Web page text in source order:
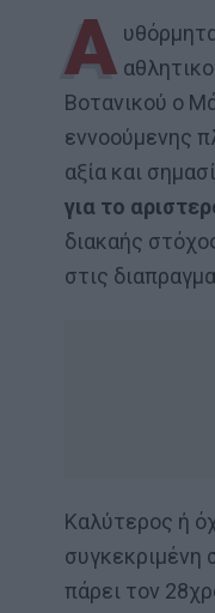
Α
Βοτανικού ο
εννοούμενης
αξία και
για το
διακαής
στις
Καλύτερος ή
συγκεκριμένη
πάρει τον